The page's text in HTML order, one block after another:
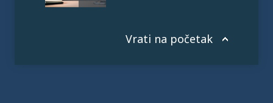
Vrati na početak